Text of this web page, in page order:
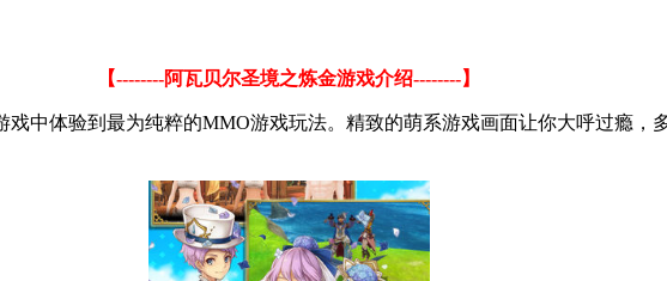
【--------阿瓦贝尔圣境之炼金游戏介绍--------】
中体验到最为纯粹的MMO游戏玩法。精致的萌系游戏画面让你大呼过瘾